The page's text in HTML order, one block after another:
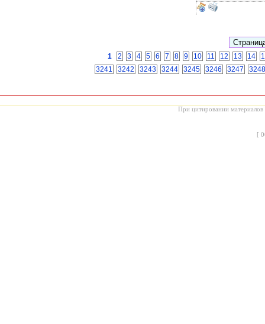
1 2 3 4 5 6 7 8 9 10 11 12 13 14
3241
3242 3243 3244 3245 3246 3247 3248
При цитировании материалов
[